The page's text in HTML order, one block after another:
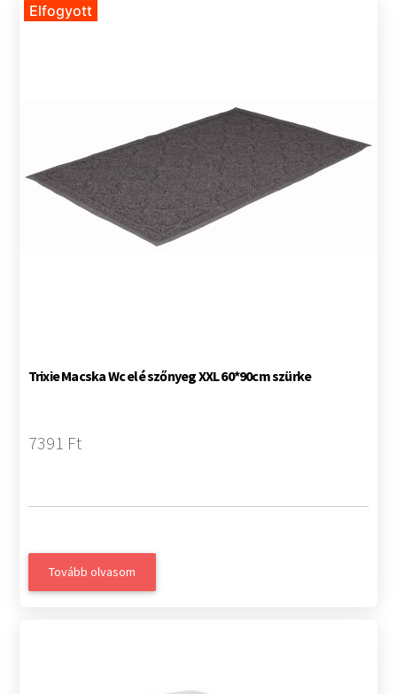
Elfogyott
Trixie Macska Wc elé szőnyeg XXL 60*90cm szürke
7391 Ft
Tovább olvasom